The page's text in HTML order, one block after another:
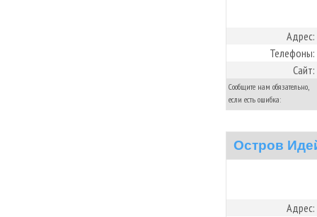
Адрес:
Телефоны:
Сайт:
Сообщите нам обязательно,
если есть ошибка:
Остров
Адрес: